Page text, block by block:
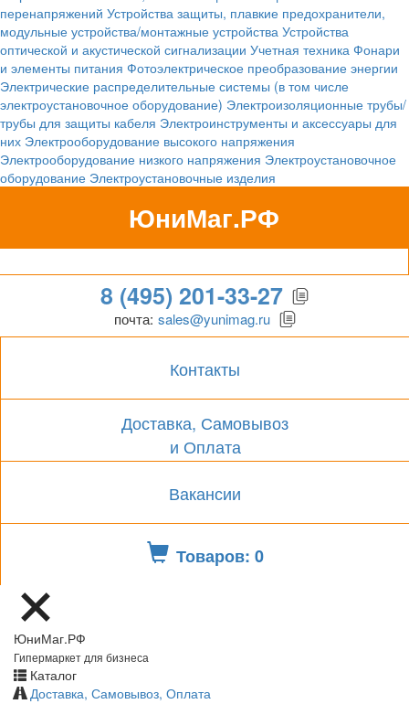
перенапряжений Устройства защиты, плавкие предохранители,
модульные устройства/монтажные устройства Устройства
оптической и акустической сигнализации Учетная техника Фонари
и элементы питания Фотоэлектрическое преобразование энергии
Электрические распределительные системы (в том числе
электроустановочное оборудование) Электроизоляционные трубы/
трубы для защиты кабеля Электроинструменты и аксессуары для
них Электрооборудование высокого напряжения
Электрооборудование низкого напряжения Электроустановочное
оборудование Электроустановочные изделия
ЮниМаг.РФ
Гипермаркет для бизнеса
8 (495) 201-33-27
почта: sales@yunimag.ru
Контакты
Доставка, Самовывоз
и Оплата
Вакансии
Товаров: 0
ЮниМаг.РФ
Гипермаркет для бизнеса
Каталог
Доставка, Самовывоз, Оплата